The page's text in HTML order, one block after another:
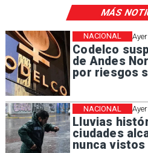
MÁS
Codelco
de Andes
por riesgos
NACIONAL
Lluvias
ciudades
nunca vistos
NACIONAL